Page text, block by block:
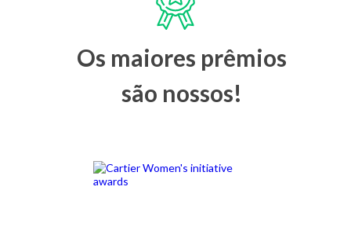
Os maiores prêmios
são nossos!